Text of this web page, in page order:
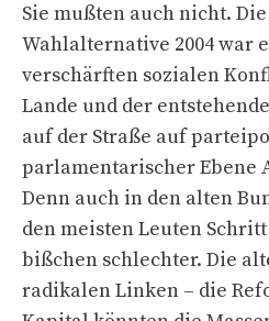
Sie mußten auch nicht.
Wahlalternative 2004 war
verschärften sozialen
Lande und der
auf der Straße auf
parlamentarischer Ebene
Denn auch in den alten
den meisten Leuten
bißchen schlechter. Die
radikalen Linken – die